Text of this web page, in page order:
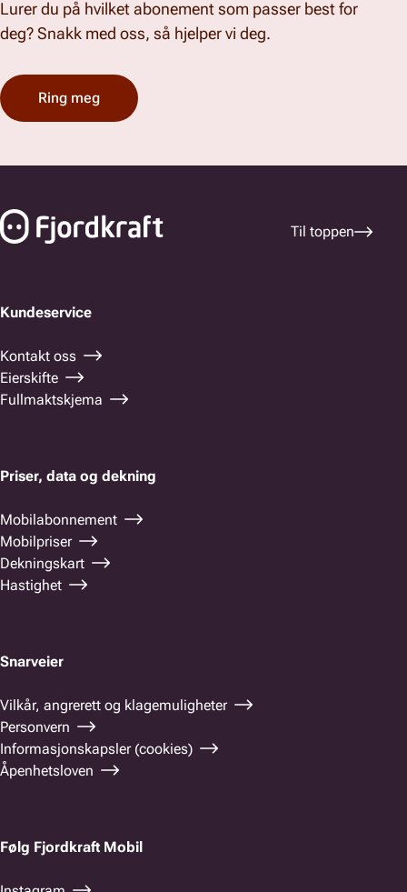
Lurer du på hvilket abonement som passer best for
deg? Snakk med oss, så hjelper vi deg.
Ring meg
Til toppen
Kundeservice
Kontakt oss
Eierskifte
Fullmaktskjema
Priser, data og dekning
Mobilabonnement
Mobilpriser
Dekningskart
Hastighet
Snarveier
Vilkår, angrerett og klagemuligheter
Personvern
Informasjonskapsler (cookies)
Åpenhetsloven
Følg Fjordkraft Mobil